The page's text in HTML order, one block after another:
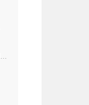
月饼公司的品牌画册设计：让传统文化与创意设计碰撞出美丽火花